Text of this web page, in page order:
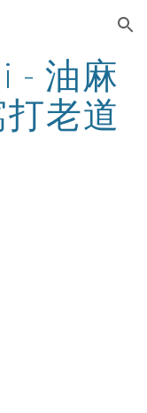
Skip to navigation
- 油麻
老道